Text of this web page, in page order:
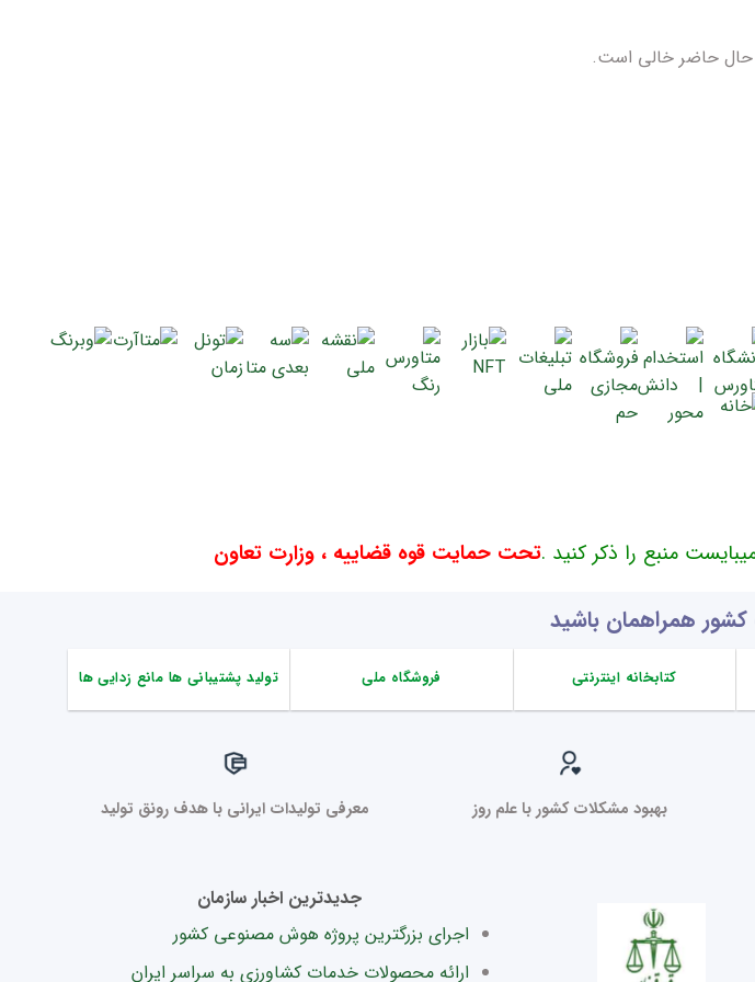
حال حاضر خالی است.
منبع را ذکر کنید .تحت حمایت قوه قضاییه ، وزارت تعاون
کشور همراهمان باشید
کتابخانه اینترنتی فروشگاه ملی تولید پشتیبانی ها مانع زدایی ها
بهبود مشکلات کشور با علم روز معرفی تولیدات ایرانی با هدف رونق تولید
جدیدترین اخبار سازمان
اجرای بزرگترین پروژه هوش مصنوعی کشور
ارائه محصولات خدمات کشاورزی به سراسر ایران